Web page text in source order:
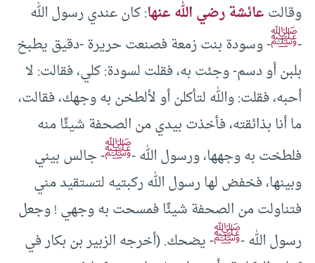
وقالتعائشة رضي الله عنها: كان عندي رسول الله
-ﷺ- وسودة بنت زمعة فصنعت حريرة -دقيق يطبخ
بلبن أو دسم- وجئت به، فقلت لسودة: كلي، فقالت: لا
أحبه، فقلت: والله لتأكلن أو لألطخن به وجهك، فقالت،
ما أنا بذائقته، فأخذت بيدي من الصحفة شيئًا منه
فلطخت به وجهها، ورسول الله -ﷺ- جالس بيني
وبينها، فخفض لها رسول الله ركبتيه لتستقيد مني
فتناولت من الصحفة شيئًا فمسحت به وجهي ! وجعل
رسول الله -ﷺ- يضحك. (أخرجه الزبير بن بكار في